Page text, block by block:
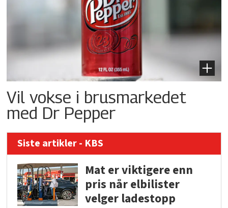
Vil vokse i brusmarkedet
med Dr Pepper
Siste artikler - KBS
Mat er viktigere enn
pris når elbilister
velger ladestopp